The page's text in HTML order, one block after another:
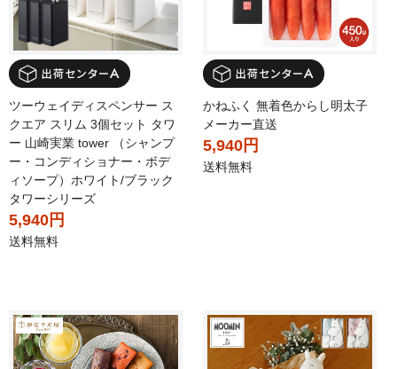
ツーウェイディスペンサー ス
クエア スリム 3個セット タワ
ー 山崎実業 tower （シャンプ
ー・コンディショナー・ボデ
ィソープ）ホワイト/ブラック
タワーシリーズ
5,940円
送料無料
かねふく 無着色からし明太子
メーカー直送
5,940円
送料無料